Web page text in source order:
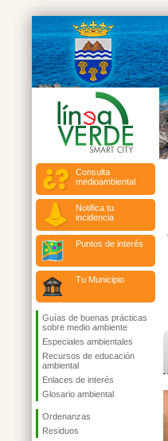
Consulta
medioambiental
Notifica tu
incidencia
Puntos de interés
Tu Municipio
Guías de buenas prácticas
sobre medio ambiente
Especiales ambientales
Recursos de educación
ambiental
Enlaces de interés
Glosario ambiental
Ordenanzas
Residuos